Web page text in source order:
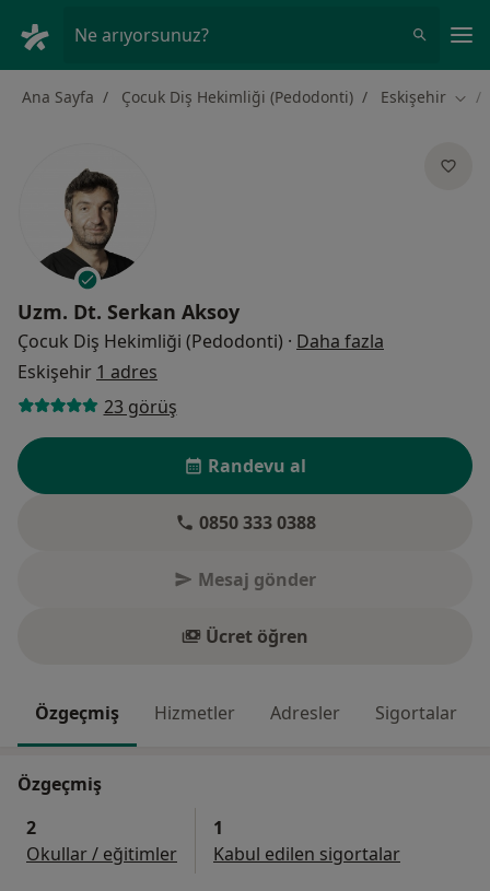
Ne arıyorsunuz?
Ana Sayfa Çocuk Diş Hekimliği (Pedodonti) Eskişehir
Uzm. Dt. Serkan Aksoy
Çocuk Diş Hekimliği (Pedodonti) · Daha fazla
Eskişehir 1 adres
23 görüş
Randevu al
0850 333 0388
Mesaj gönder
Ücret öğren
Özgeçmiş Hizmetler Adresler Sigortalar
Özgeçmiş
2
Okullar / eğitimler
1
Kabul edilen sigortalar